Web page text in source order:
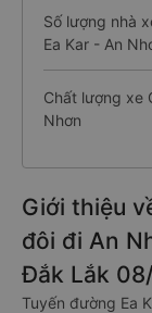
Số lượng nhà
Ea Kar - An
Chất lượng xe
Nhơn
Giới thiệu
đôi đi An
Đắk Lắk
Tuyến đường Ea